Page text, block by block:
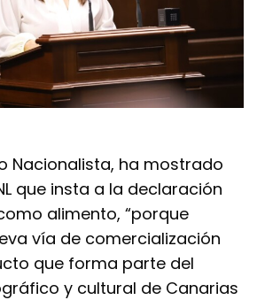
Nacionalista, ha mostrado
que insta a la declaración
alimento, “porque
vía de comercialización
que forma parte del
y cultural de Canarias